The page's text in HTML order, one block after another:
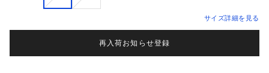
サイズ詳細を見る
再入荷お知らせ登録